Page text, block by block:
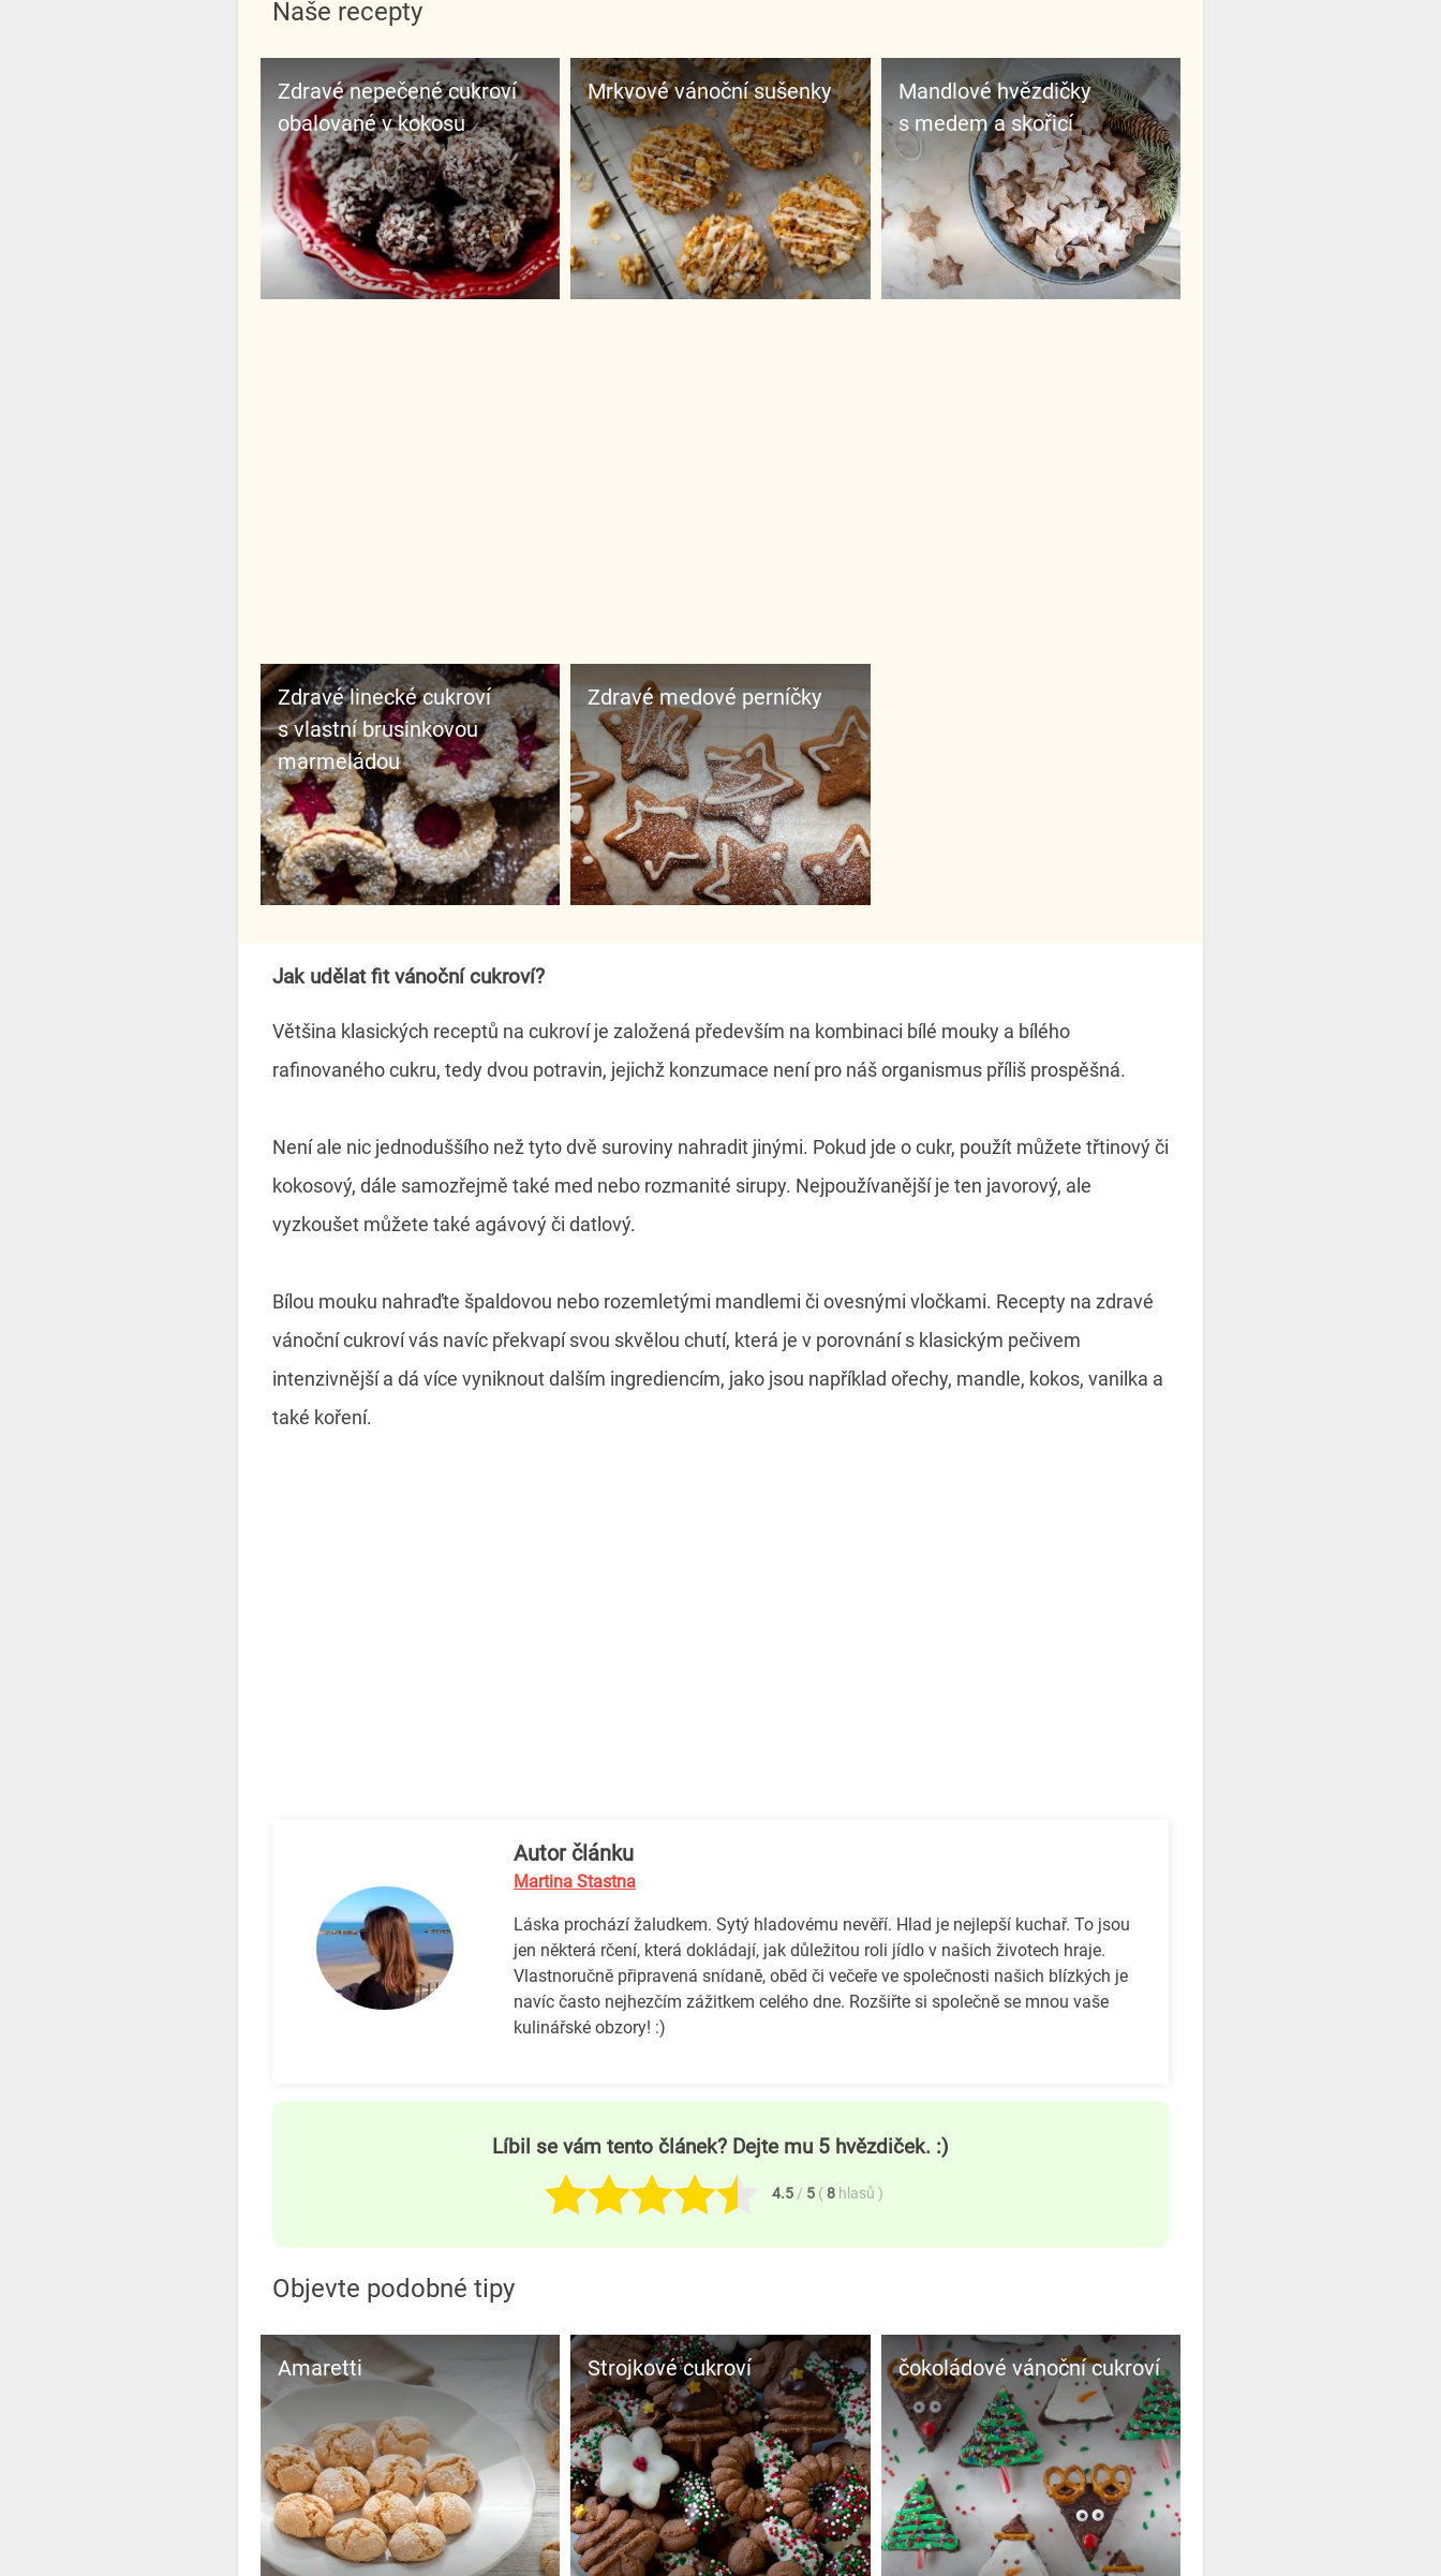
Naše recepty
Zdravé nepečené cukroví
obalované v kokosu
Mrkvové vánoční sušenky
Mandlové hvězdičky
s medem a skořicí
Zdravé linecké cukroví
s vlastní brusinkovou
marmeládou
Zdravé medové perníčky
Jak udělat fit vánoční cukroví?
Většina klasických receptů na cukroví je založená především na kombinaci bílé mouky a bílého
rafinovaného cukru, tedy dvou potravin, jejichž konzumace není pro náš organismus příliš prospěšná.
Není ale nic jednoduššího než tyto dvě suroviny nahradit jinými. Pokud jde o cukr, použít můžete třtinový či
kokosový, dále samozřejmě také med nebo rozmanité sirupy. Nejpoužívanější je ten javorový, ale
vyzkoušet můžete také agávový či datlový.
Bílou mouku nahraďte špaldovou nebo rozemletými mandlemi či ovesnými vločkami. Recepty na zdravé
vánoční cukroví vás navíc překvapí svou skvělou chutí, která je v porovnání s klasickým pečivem
intenzivnější a dá více vyniknout dalším ingrediencím, jako jsou například ořechy, mandle, kokos, vanilka a
také koření.
Autor článku
Martina Stastna
Láska prochází žaludkem. Sytý hladovému nevěří. Hlad je nejlepší kuchař. To jsou
jen některá rčení, která dokládají, jak důležitou roli jídlo v našich životech hraje.
Vlastnoručně připravená snídaně, oběd či večeře ve společnosti našich blízkých je
navíc často nejhezčím zážitkem celého dne. Rozšiřte si společně se mnou vaše
kulinářské obzory! :)
Líbil se vám tento článek? Dejte mu 5 hvězdiček. :)
4.5 / 5 (8 hlasů )
Objevte podobné tipy
Amaretti Strojkové cukroví čokoládové vánoční cukroví